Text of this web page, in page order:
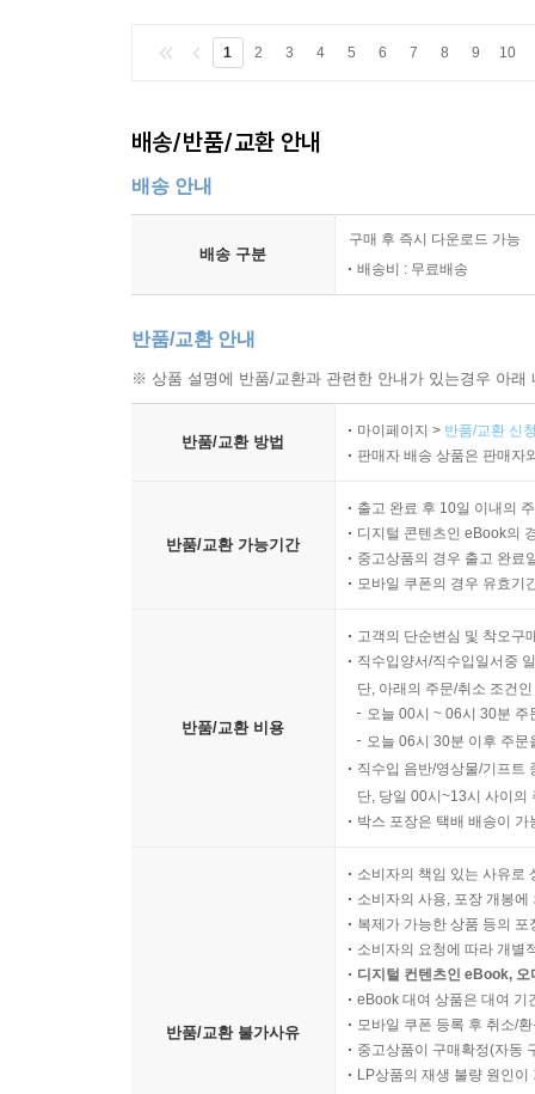
1 2 3 4 5 6 7 8 9 10
배송/반품/교환 안내
배송 안내
배송 구분
구매 후 즉시 다운로드 가능
배송비 : 무료배송
반품/교환 안내
※ 상품 설명에 반품/교환과 관련한 안내가 있는경우 아
반품/교환 방법
마이페이지 > 반품/교환 신
판매자 배송 상품은 판매자
반품/교환 가능기간
출고 완료 후 10일 이내의
디지털 콘텐츠인 eBook의
중고상품의 경우 출고 완료
모바일 쿠폰의 경우 유효기
반품/교환 비용
고객의 단순변심 및 착오구
직수입양서/직수입일서중
단, 아래의 주문/취소 조건
오늘 00시 ~ 06시 30분
오늘 06시 30분 이후 주
직수입 음반/영상물/기프트
단, 당일 00시~13시 사이의
박스 포장은 택배 배송이
반품/교환 불가사유
소비자의 책임 있는 사유로
소비자의 사용, 포장 개봉
복제가 가능한 상품 등의
소비자의 요청에 따라 개별
디지털 컨텐츠인 eBook,
eBook 대여 상품은 대여 기
모바일 쿠폰 등록 후 취소/
중고상품이 구매확정(자동
LP상품의 재생 불량 원인